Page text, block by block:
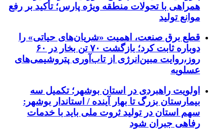
همراهی با تحولات منطقه ویژه پارس؛ تأکید بر رفع
موانع تولید
قطع برق صنعت، اهمیت «شریان‌های حیاتی» را
دوباره ثابت کرد؛ بازگشت ۷۰ تن بخار در ۶۰
روز،روایت مبین‌انرژی از تاب‌آوری پتروشیمی‌های
عسلویه
اولویت راهبردی در استان بوشهر؛ تکمیل سه
بیمارستان بزرگ تا بهار آینده / استاندار بوشهر:
سهم استان در تولید ثروت ملی باید با خدمات
رفاهی جبران شود